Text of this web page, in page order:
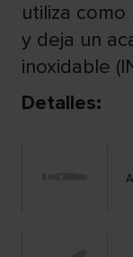
utiliza
y deja un
inoxidable
Detalles: